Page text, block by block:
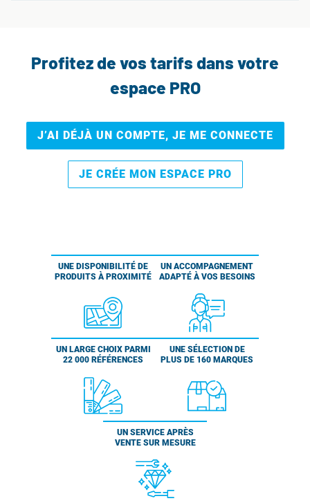
Profitez de vos tarifs dans votre
espace PRO
J’AI DÉJÀ UN COMPTE, JE ME CONNECTE
JE CRÉE MON ESPACE PRO
UNE DISPONIBILITÉ DE
PRODUITS À PROXIMITÉ
UN ACCOMPAGNEMENT
ADAPTÉ À VOS BESOINS
UN LARGE CHOIX PARMI
22 000 RÉFÉRENCES
UNE SÉLECTION DE
PLUS DE 160 MARQUES
UN SERVICE APRÈS
VENTE SUR MESURE